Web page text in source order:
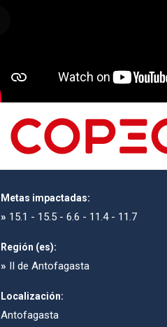
Metas impactadas:
» 15.1 - 15.5 - 6.6 - 11.4 - 11.7
Región (es):
» II de Antofagasta
Localización:
Antofagasta